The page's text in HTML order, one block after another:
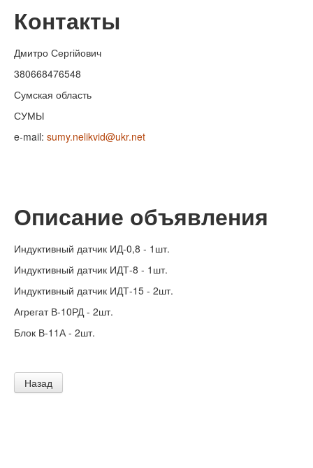
Контакты
Дмитро Сергійович
380668476548
Сумская область
СУМЫ
e-mail: sumy.nelikvid@ukr.net
Описание объявления
Индуктивный датчик ИД-0,8 - 1шт.
Индуктивный датчик ИДТ-8 - 1шт.
Индуктивный датчик ИДТ-15 - 2шт.
Агрегат В-10РД - 2шт.
Блок В-11А - 2шт.
Назад